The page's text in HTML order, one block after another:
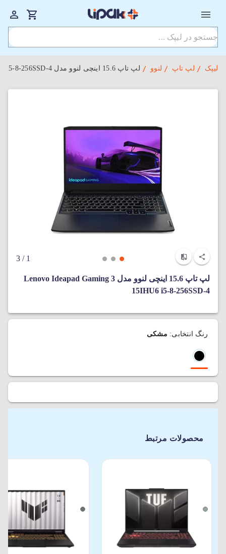
لیپک لپ تاپ لنوو لپ‌ تاپ 15.6 اینچی لنوو مدل Lenovo Ideapad Gaming 3 15IHU6 i5-8-256SSD-4
1
/ 3
لپ‌ تاپ 15.6 اینچی لنوو مدل Lenovo Ideapad Gaming 3
15IHU6 i5-8-256SSD-4
رنگ انتخابی: مشکی
محصولات مرتبط